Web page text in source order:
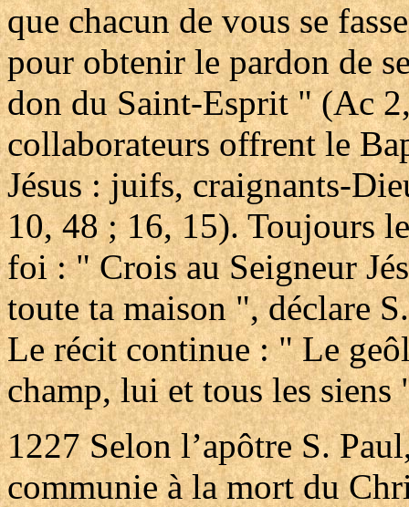
que chacun de vous se
pour obtenir le pardon de
don du Saint-Esprit " (Ac
collaborateurs offrent le
Jésus : juifs, craignants-
10, 48 ; 16, 15). Toujours
foi : " Crois au Seigneur
toute ta maison ", déclare
Le récit continue : " Le
champ, lui et tous les
1227 Selon l’apôtre S.
communie à la mort du